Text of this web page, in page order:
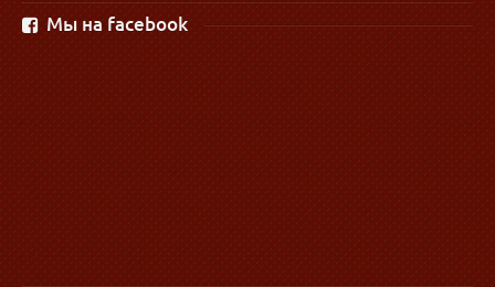
Мы на facebook